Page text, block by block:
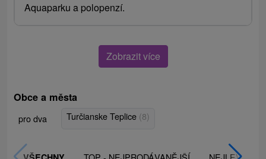
Aquaparku a polopenzí.
Zobrazit více
Obce a města
pro dva Turčianske Teplice (8)